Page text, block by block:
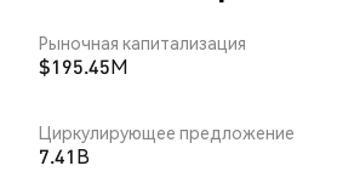
Рыночная капитализация
$195.45M
Циркулирующее предложение
7.41B